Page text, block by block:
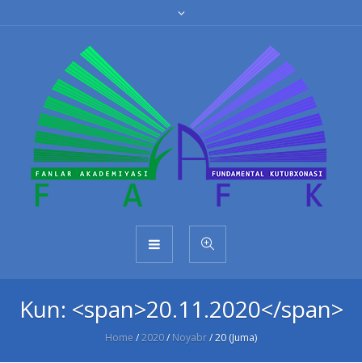
Kun: <span>20.11.2020</span>
Home /2020/ Noyabr/20 (Juma)